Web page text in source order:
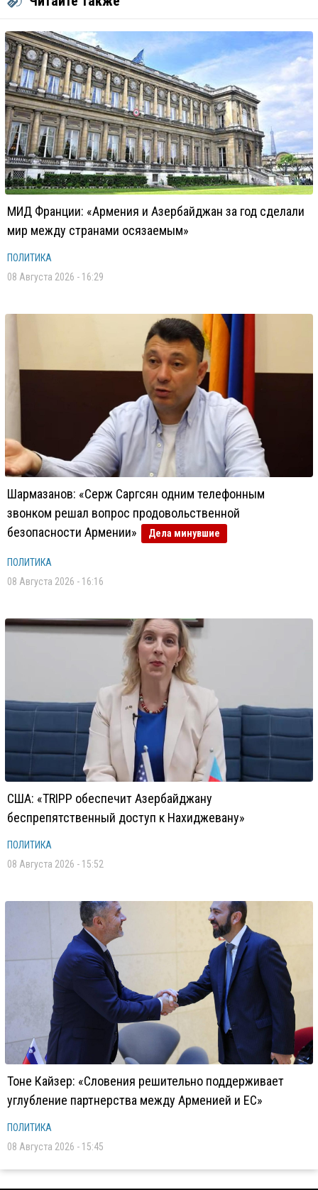
МИД Франции: «Армения и Азербайджан за год сделали
мир между странами осязаемым»
ПОЛИТИКА
08 Августа 2026 - 16:29
Шармазанов: «Серж Саргсян одним телефонным
звонком решал вопрос продовольственной
безопасности Армении»
Дела минувшие
ПОЛИТИКА
08 Августа 2026 - 16:16
США: «TRIPP обеспечит Азербайджану
беспрепятственный доступ к Нахиджевану»
ПОЛИТИКА
08 Августа 2026 - 15:52
Тоне Кайзер: «Словения решительно поддерживает
углубление партнерства между Арменией и ЕС»
ПОЛИТИКА
08 Августа 2026 - 15:45